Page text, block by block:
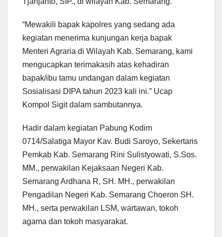
“Mewakili bapak kapolres yang sedang ada
kegiatan menerima kunjungan kerja bapak
Menteri Agraria di Wilayah Kab. Semarang, kami
mengucapkan terimakasih atas kehadiran
bapak/ibu tamu undangan dalam kegiatan
Sosialisasi DIPA tahun 2023 kali ini.” Ucap
Kompol Sigit dalam sambutannya.
Hadir dalam kegiatan Pabung Kodim
0714/Salatiga Mayor Kav. Budi Saroyo, Sekertaris
Pemkab Kab. Semarang Rini Sulistyowati, S.Sos.
MM., perwakilan Kejaksaan Negeri Kab.
Semarang Ardhana R, SH. MH., perwakilan
Pengadilan Negeri Kab. Semarang Choeron SH.
MH., serta perwakilan LSM, wartawan, tokoh
agama dan tokoh masyarakat.